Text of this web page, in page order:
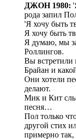
ДЖОН 1980:
рода запил
'Я хочу быть
Я хочу быть
Я думаю, мы
Роллингов.
Вы встретили
Брайан и
Они хотели
делают.
Мик и Кит
песня…
Пол только
другой стих
примерно